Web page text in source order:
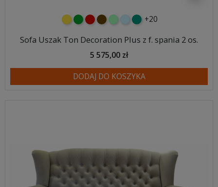
żółtyzielonyczerwony
czekoladowy
miętowybłękitny
turkusowy
+20
Sofa Uszak Ton Decoration Plus z f. spania 2 os.
5 575,00 zł
DODAJ DO KOSZYKA